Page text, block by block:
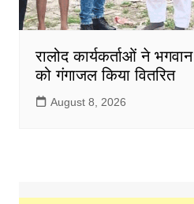
रालोद कार्यकर्ताओं ने
को गंगाजल किया वितरित
August 8, 2026